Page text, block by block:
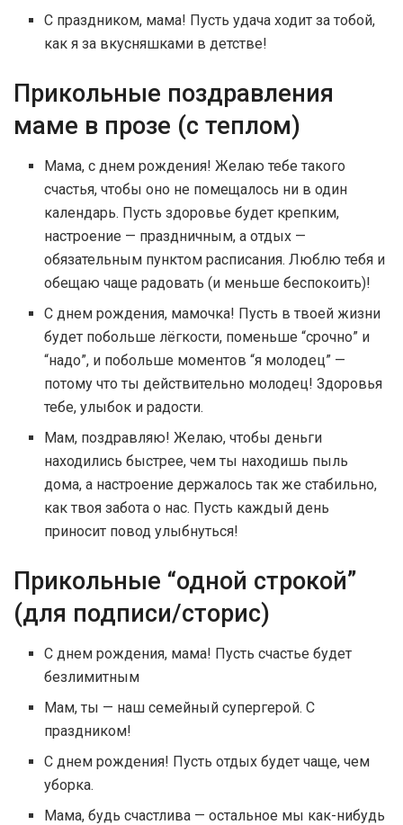
С праздником, мама! Пусть удача ходит за тобой,
как я за вкусняшками в детстве!
Прикольные поздравления
маме в прозе (с теплом)
Мама, с днем рождения! Желаю тебе такого
счастья, чтобы оно не помещалось ни в один
календарь. Пусть здоровье будет крепким,
настроение — праздничным, а отдых —
обязательным пунктом расписания. Люблю тебя и
обещаю чаще радовать (и меньше беспокоить)!
С днем рождения, мамочка! Пусть в твоей жизни
будет побольше лёгкости, поменьше “срочно” и
“надо”, и побольше моментов “я молодец” —
потому что ты действительно молодец! Здоровья
тебе, улыбок и радости.
Мам, поздравляю! Желаю, чтобы деньги
находились быстрее, чем ты находишь пыль
дома, а настроение держалось так же стабильно,
как твоя забота о нас. Пусть каждый день
приносит повод улыбнуться!
Прикольные “одной строкой”
(для подписи/сторис)
С днем рождения, мама! Пусть счастье будет
безлимитным
Мам, ты — наш семейный супергерой. С
праздником!
С днем рождения! Пусть отдых будет чаще, чем
уборка.
Мама, будь счастлива — остальное мы как-нибудь